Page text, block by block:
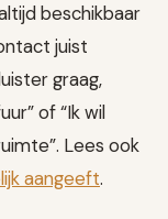
beschikbaar
juist
graag,
of “Ik wil
Lees ook
aangeeft.